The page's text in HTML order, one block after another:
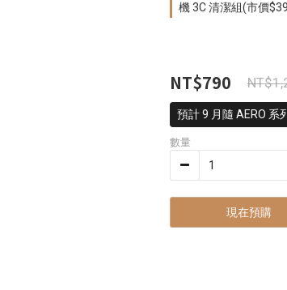
機 3C 清潔組(市價
NT$790
預計 9 月隨 AERO 系
數量
現在預購